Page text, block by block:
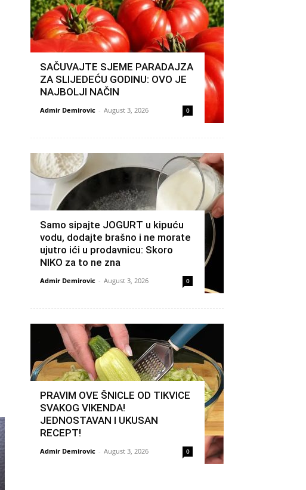
SAČUVAJTE SJEME PARADAJZA
ZA SLIJEDEĆU GODINU: OVO JE
NAJBOLJI NAČIN
Admir Demirovic - August 3, 2026 0
Samo sipajte JOGURT u kipuću
vodu, dodajte brašno i ne morate
ujutro ići u prodavnicu: Skoro
NIKO za to ne zna
Admir Demirovic - August 3, 2026 0
PRAVIM OVE ŠNICLE OD TIKVICE
SVAKOG VIKENDA!
JEDNOSTAVAN I UKUSAN
RECEPT!
Admir Demirovic - August 3, 2026 0